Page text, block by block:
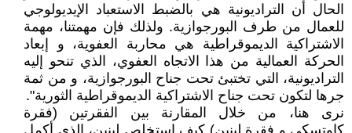
الحال أن التراديونية هي بالضبط الاستعباد الإيديولوجي
للعمال من طرف البورجوازية. ولذلك فإن مهمتنا، مهمة
الاشتراكية الديموقراطية هي محاربة العفوية، و إبعاد
الحركة العمالية من هذا الاتجاه العفوي، الذي تنحو إليه
التراديونية، التي تختبئ تحت جناح البورجوازية، و من ثمة
جرها لتكون تحت جناح الاشتراكية الديموقراطية الثورية".
نرى هنا، من خلال المقارنة بين الفقرتين (فقرة